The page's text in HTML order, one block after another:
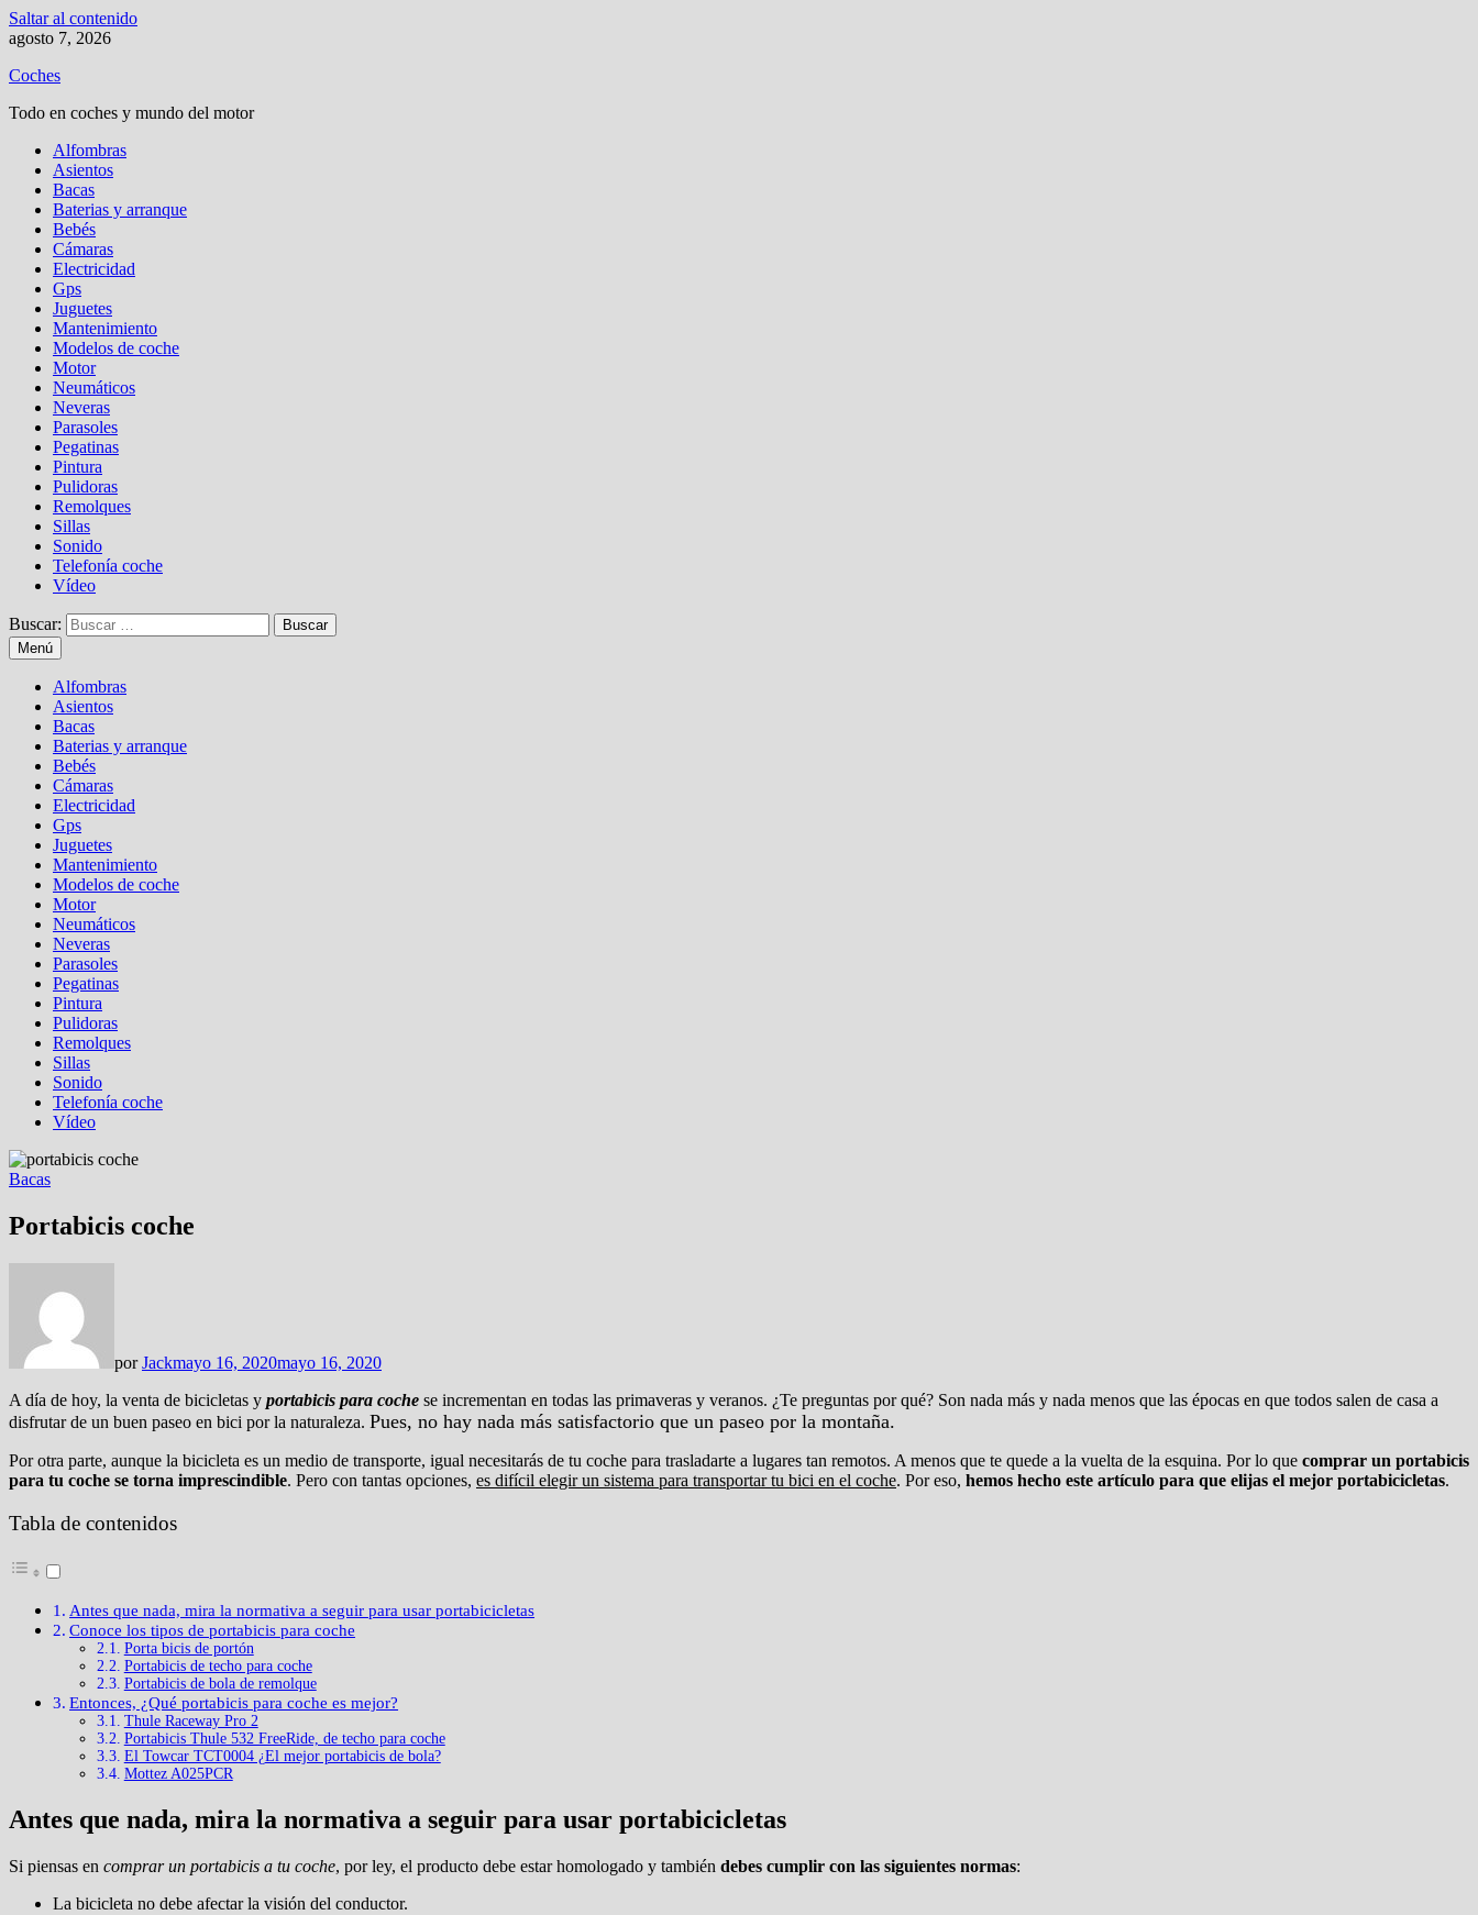
Saltar al contenido
agosto 7, 2026
Coches
Todo en coches y mundo del motor
Alfombras
Asientos
Bacas
Baterias y arranque
Bebés
Cámaras
Electricidad
Gps
Juguetes
Mantenimiento
Modelos de coche
Motor
Neumáticos
Neveras
Parasoles
Pegatinas
Pintura
Pulidoras
Remolques
Sillas
Sonido
Telefonía coche
Vídeo
Buscar:
Menú
Alfombras
Asientos
Bacas
Baterias y arranque
Bebés
Cámaras
Electricidad
Gps
Juguetes
Mantenimiento
Modelos de coche
Motor
Neumáticos
Neveras
Parasoles
Pegatinas
Pintura
Pulidoras
Remolques
Sillas
Sonido
Telefonía coche
Vídeo
Bacas
Portabicis coche
porJackmayo 16, 2020mayo 16, 2020
A día de hoy, la venta de bicicletas y portabicis para coche se incrementan en todas las primaveras y veranos. ¿Te preguntas por qué? Son nada más y nada menos que las épocas en que todos salen de casa a
disfrutar de un buen paseo en bici por la naturaleza. Pues, no hay nada más satisfactorio que un paseo por la montaña.
Por otra parte, aunque la bicicleta es un medio de transporte, igual necesitarás de tu coche para trasladarte a lugares tan remotos. A menos que te quede a la vuelta de la esquina. Por lo que comprar un portabicis
para tu coche se torna imprescindible. Pero con tantas opciones, es difícil elegir un sistema para transportar tu bici en el coche. Por eso, hemos hecho este artículo para que elijas el mejor portabicicletas.
Tabla de contenidos
Antes que nada, mira la normativa a seguir para usar portabicicletas
Conoce los tipos de portabicis para coche
Porta bicis de portón
Portabicis de techo para coche
Portabicis de bola de remolque
Entonces, ¿Qué portabicis para coche es mejor?
Thule Raceway Pro 2
Portabicis Thule 532 FreeRide, de techo para coche
El Towcar TCT0004 ¿El mejor portabicis de bola?
Mottez A025PCR
Antes que nada, mira la normativa a seguir para usar portabicicletas
Si piensas en comprar un portabicis a tu coche, por ley, el producto debe estar homologado y también debes cumplir con las siguientes normas:
La bicicleta no debe afectar la visión del conductor.